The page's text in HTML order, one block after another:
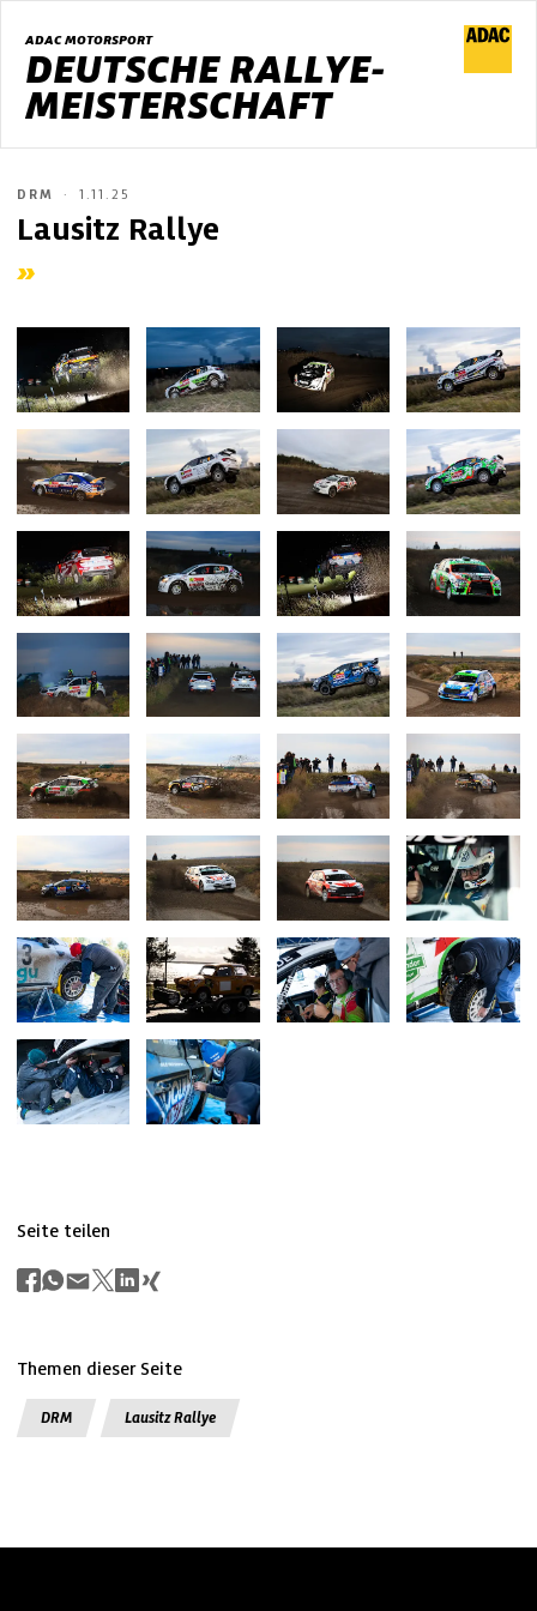
ADAC MOTORSPORT
DEUTSCHE RALLYE-
MEISTERSCHAFT
DRM 1.11.25
Lausitz Rallye
Seite teilen
Themen dieser Seite
DRM Lausitz Rallye